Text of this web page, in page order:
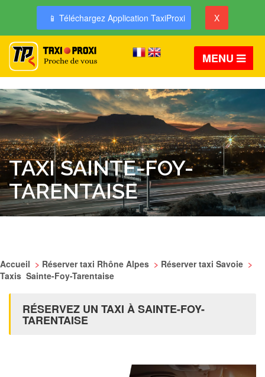
📱 Téléchargez Application TaxiProxi X
MENU
TAXI SAINTE-FOY-
TARENTAISE
Accueil > Réserver taxi Rhône Alpes > Réserver taxi Savoie >
Taxis Sainte-Foy-Tarentaise
RÉSERVEZ UN TAXI À SAINTE-FOY-
TARENTAISE